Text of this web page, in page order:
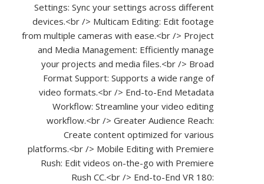
Settings: Sync your settings across different
devices.<br /> Multicam Editing: Edit footage
from multiple cameras with ease.<br /> Project
and Media Management: Efficiently manage
your projects and media files.<br /> Broad
Format Support: Supports a wide range of
video formats.<br /> End-to-End Metadata
Workflow: Streamline your video editing
workflow.<br /> Greater Audience Reach:
Create content optimized for various
platforms.<br /> Mobile Editing with Premiere
Rush: Edit videos on-the-go with Premiere
Rush CC.<br /> End-to-End VR 180: